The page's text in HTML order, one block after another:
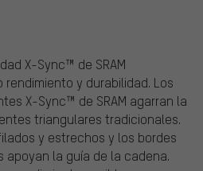
X-Sync™ de SRAM
y durabilidad. Los
X-Sync™ de SRAM agarran la
triangulares tradicionales.
y estrechos y los bordes
apoyan la guía de la cadena.